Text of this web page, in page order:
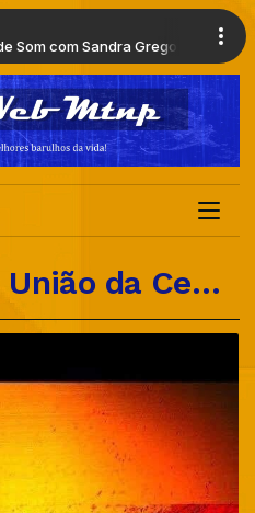
com Sandra Grego com Sandra
Movimento de União da Cena Independente Mundial Música Tá na Pista